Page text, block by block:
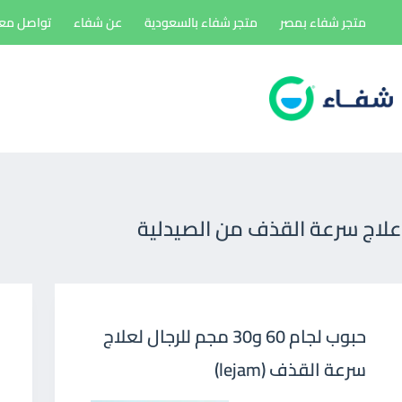
إلى
متجر شفاء بمصر متجر شفاء بالسعودية عن شفاء تواصل
علاج سرعة القذف من الصيدلية
حبوب لجام 60 و30 مجم للرجال لعلاج
سرعة القذف (lejam)